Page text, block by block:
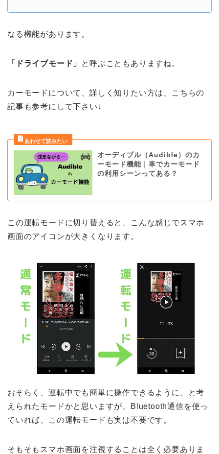
なる機能があります。
「ドライブモード」 と呼ぶこともありますね。
カーモードについて、詳しく知りたい方は、こちらの
記事も参考にして下さい↓
オーディブル（Audible）のカ
ーモード機能｜車でカーモード
の利用シーンってある？
この運転モードに切り替えると、こんな感じでスマホ
画面のアイコンが大きくなります。
おそらく、運転中でも簡単に操作できるように、と考
えられたモードかと思いますが、Bluetooth通信を使っ
ていれば、この運転モードも実は不要です。
そもそもスマホ画面を注視することは全く必要ありま